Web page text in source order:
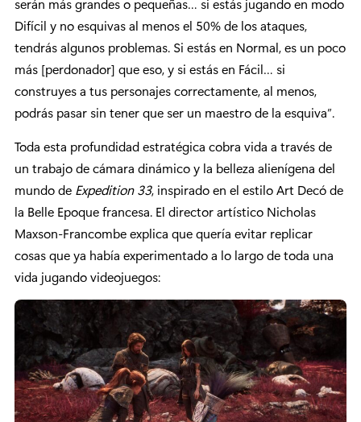
serán más grandes o pequeñas… si estás jugando en modo
Difícil y no esquivas al menos el 50% de los ataques,
tendrás algunos problemas. Si estás en Normal, es un poco
más [perdonador] que eso, y si estás en Fácil… si
construyes a tus personajes correctamente, al menos,
podrás pasar sin tener que ser un maestro de la esquiva”.
Toda esta profundidad estratégica cobra vida a través de
un trabajo de cámara dinámico y la belleza alienígena del
mundo de Expedition 33, inspirado en el estilo Art Decó de
la Belle Epoque francesa. El director artístico Nicholas
Maxson-Francombe explica que quería evitar replicar
cosas que ya había experimentado a lo largo de toda una
vida jugando videojuegos: